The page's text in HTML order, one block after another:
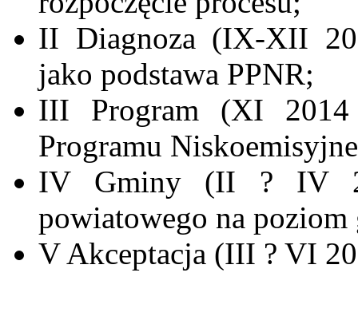
II Diagnoza (IX-XII
jako podstawa PPNR;
III Program (XI
Programu
IV Gminy (II ? IV
powiatowego na
V Akceptacja (III ? VI